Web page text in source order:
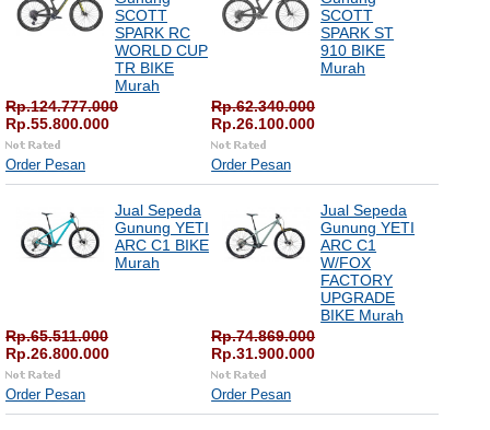
SCOTT
SPARK RC
WORLD CUP
TR BIKE
Murah
Rp.124.777.000
Rp.55.800.000
Order Pesan
SCOTT
SPARK ST
910 BIKE
Murah
Rp.62.340.000
Rp.26.100.000
Order Pesan
Jual Sepeda
Gunung YETI
ARC C1 BIKE
Murah
Rp.65.511.000
Rp.26.800.000
Order Pesan
Jual Sepeda
Gunung YETI
ARC C1
W/FOX
FACTORY
UPGRADE
BIKE Murah
Rp.74.869.000
Rp.31.900.000
Order Pesan